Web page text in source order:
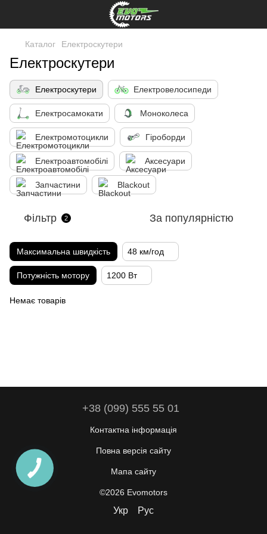
Каталог Електроскутери
Електроскутери
Електроскутери Електровелосипеди
Електросамокати Моноколеса
Електромотоцикли Гіроборди
Електроавтомобілі Аксесуари
Запчастини Blackout
Фільтр 2 За популярністю
Максимальна швидкість 48 км/год
Потужність мотору 1200 Вт
Немає товарів
+38 (099) 555 55 01
Контактна інформація
Повна версія сайту
Мапа сайту
©2026 Evomotors
Укр Рус